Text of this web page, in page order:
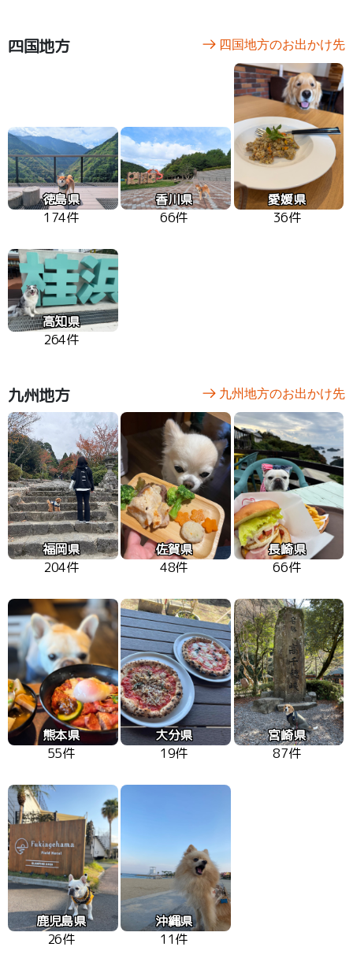
四国地方 四国地方のお出かけ先
徳島県
174件
香川県
66件
愛媛県
36件
高知県
264件
九州地方 九州地方のお出かけ先
福岡県
204件
佐賀県
48件
長崎県
66件
熊本県
55件
大分県
19件
宮崎県
87件
鹿児島県
26件
沖縄県
11件